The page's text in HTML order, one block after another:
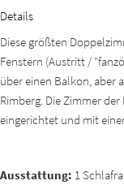
Details
Diese größten
Fenstern (Austritt /
über einen Balkon, aber
Rimberg. Die Zimmer
eingerichtet und mit
Ausstattung: 1